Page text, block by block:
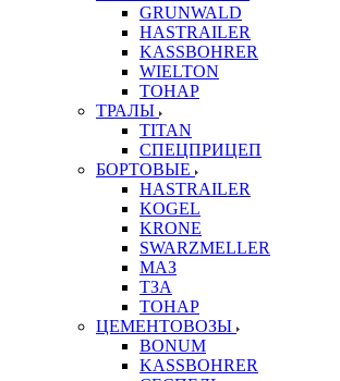
GRUNWALD
HASTRAILER
KASSBOHRER
WIELTON
ТОНАР
ТРАЛЫ
TITAN
СПЕЦПРИЦЕП
БОРТОВЫЕ
HASTRAILER
KOGEL
KRONE
SWARZMELLER
МАЗ
ТЗА
ТОНАР
ЦЕМЕНТОВОЗЫ
BONUM
KASSBOHRER